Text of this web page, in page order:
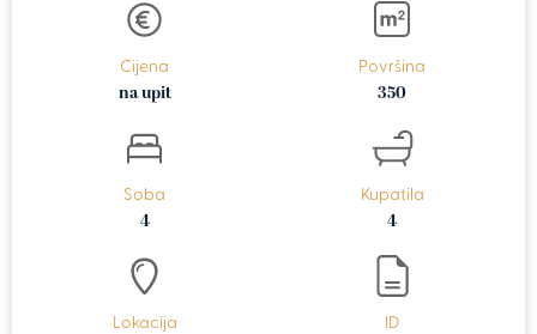
Cijena
na upit
Površina
350
Soba
4
Kupatila
4
Lokacija ID